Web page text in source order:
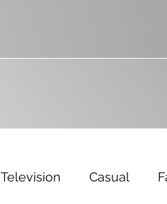
Television Casual